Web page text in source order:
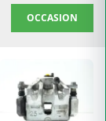
OCCASION